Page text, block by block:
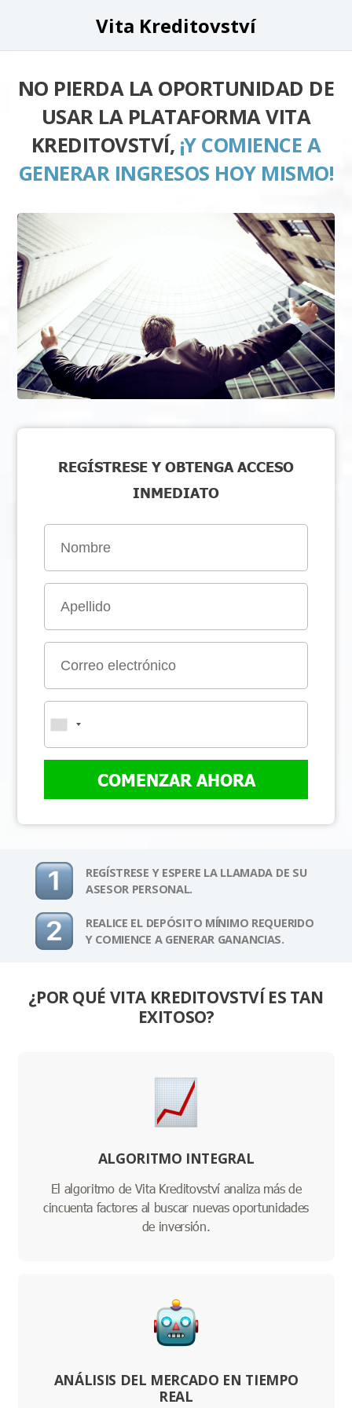
Vita Kreditovství
NO PIERDA LA OPORTUNIDAD DE
USAR LA PLATAFORMA VITA
KREDITOVSTVÍ, ¡Y COMIENCE A
GENERAR INGRESOS HOY MISMO!
REGÍSTRESE Y OBTENGA ACCESO
INMEDIATO
COMENZAR AHORA
REGÍSTRESE Y ESPERE LA LLAMADA DE SU
ASESOR PERSONAL.
REALICE EL DEPÓSITO MÍNIMO REQUERIDO
Y COMIENCE A GENERAR GANANCIAS.
¿POR QUÉ VITA KREDITOVSTVÍ ES TAN
EXITOSO?
ALGORITMO INTEGRAL
El algoritmo de Vita Kreditovství analiza más de
cincuenta factores al buscar nuevas oportunidades
de inversión.
ANÁLISIS DEL MERCADO EN TIEMPO
REAL